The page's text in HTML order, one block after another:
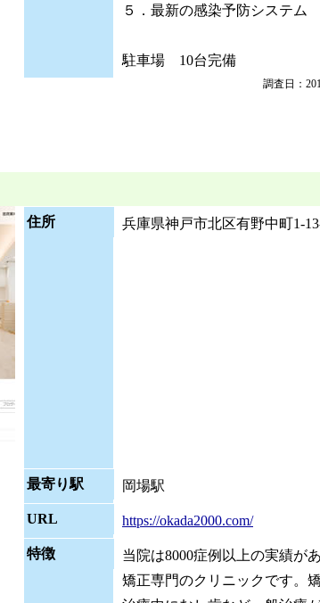
５．最新の感染予防システム
駐車場 10台完備
調査日：
住所 兵庫県神戸市北区有野中町1-
最寄り駅 岡場駅
URL https://okada2000.com/
特徴
当院は8000症例以上の実績が
矯正専門のクリニックです。